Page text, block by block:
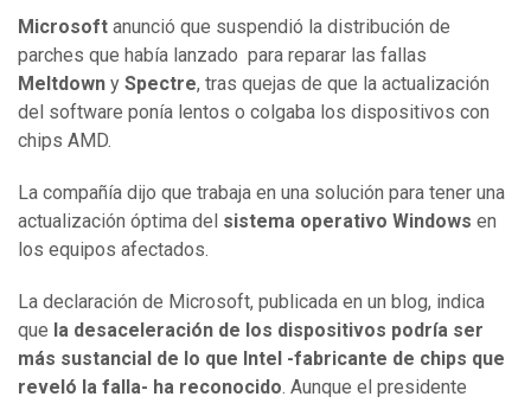
Microsoft anunció que suspendió la distribución de
parches que había lanzado para reparar las fallas
Meltdown y Spectre, tras quejas de que la actualización
del software ponía lentos o colgaba los dispositivos con
chips AMD.
La compañía dijo que trabaja en una solución para tener una
actualización óptima del sistema operativo Windows en
los equipos afectados.
La declaración de Microsoft, publicada en un blog, indica
que la desaceleración de los dispositivos podría ser
más sustancial de lo que Intel -fabricante de chips que
reveló la falla- ha reconocido. Aunque el presidente